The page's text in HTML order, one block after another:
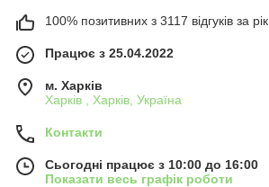
100% позитивних з 3117 відгуків за рік
Працює з 25.04.2022
м. Харків
Харків , Харків, Україна
Контакти
Сьогодні працює з 10:00 до 16:00
Показати весь графік роботи